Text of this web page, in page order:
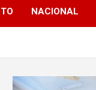
NACIONAL